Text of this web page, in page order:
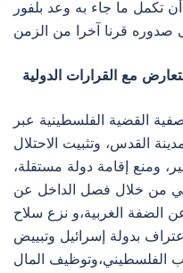
تكمل ما جاء به وعد بلفور
مع القرارات الدولية
القضية الفلسطينية عبر
القدس، وتثبيت الاحتلال
ومنع إقامة دولة مستقلة،
من خلال فصل الداخل عن
الضفة الغربية،و نزع سلاح
بدولة إسرائيل وتبييض
الفلسطيني،وتوظيف المال